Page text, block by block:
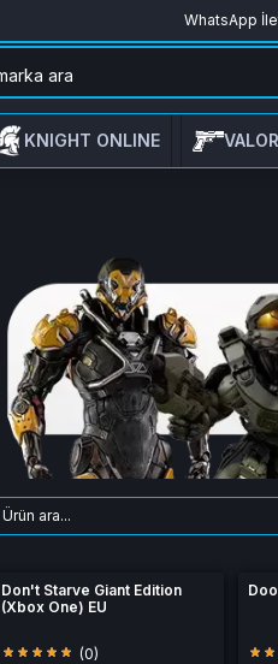
WhatsApp
KNIGHT ONLINE
Don't Starve Giant Edition
(Xbox One) EU
(0)